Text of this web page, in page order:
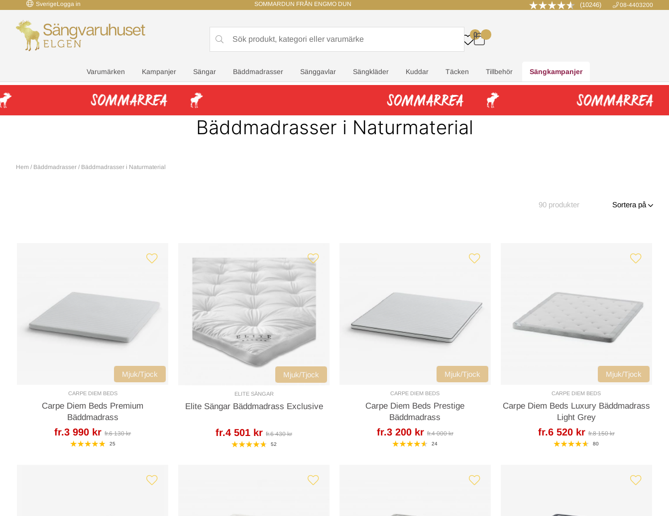
SverigeLogga in SOMMARDUN FRÅN ENGMO DUN (10246) 08-4403200
0
..
Varumärken Kampanjer Sängar Bäddmadrasser Sänggavlar Sängkläder Kuddar Täcken Tillbehör Sängkampanjer
Bäddmadrasser i Naturmaterial
Hem / Bäddmadrasser / Bäddmadrasser i Naturmaterial
90 produkter Sortera på
Mjuk/Tjock
CARPE DIEM BEDS
Carpe Diem Beds Premium
Bäddmadrass
fr.3 990 kr fr.6 130 kr
25
Mjuk/Tjock
ELITE SÄNGAR
Elite Sängar Bäddmadrass Exclusive
fr.4 501 kr fr.6 430 kr
52
Mjuk/Tjock
CARPE DIEM BEDS
Carpe Diem Beds Prestige
Bäddmadrass
fr.3 200 kr fr.4 000 kr
24
Mjuk/Tjock
CARPE DIEM BEDS
Carpe Diem Beds Luxury Bäddmadrass
Light Grey
fr.6 520 kr fr.8 150 kr
80